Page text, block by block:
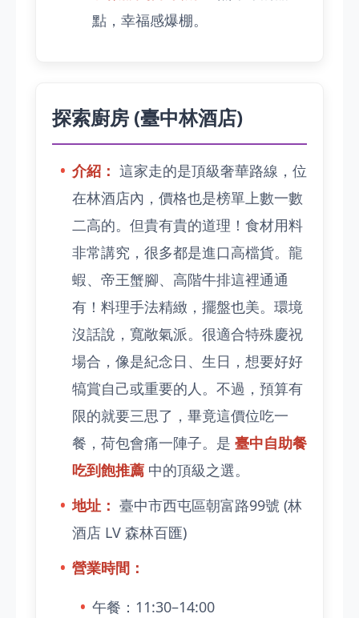
點，幸福感爆棚。
探索廚房 (臺中林酒店)
介紹： 這家走的是頂級奢華路線，位
在林酒店內，價格也是榜單上數一數
二高的。但貴有貴的道理！食材用料
非常講究，很多都是進口高檔貨。龍
蝦、帝王蟹腳、高階牛排這裡通通
有！料理手法精緻，擺盤也美。環境
沒話說，寬敞氣派。很適合特殊慶祝
場合，像是紀念日、生日，想要好好
犒賞自己或重要的人。不過，預算有
限的就要三思了，畢竟這價位吃一
餐，荷包會痛一陣子。是 臺中自助餐
吃到飽推薦 中的頂級之選。
地址： 臺中市西屯區朝富路99號 (林
酒店 LV 森林百匯)
營業時間：
午餐：11:30–14:00